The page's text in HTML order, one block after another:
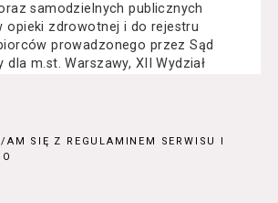
samodzielnych publicznych
opieki zdrowotnej i do rejestru
prowadzonego przez Sąd
dla m.st. Warszawy, XII Wydział
- osoba fizyczna, osoba prawna
organizacyjna nieposiadająca
AM SIĘ Z REGULAMINEM SERWISU I